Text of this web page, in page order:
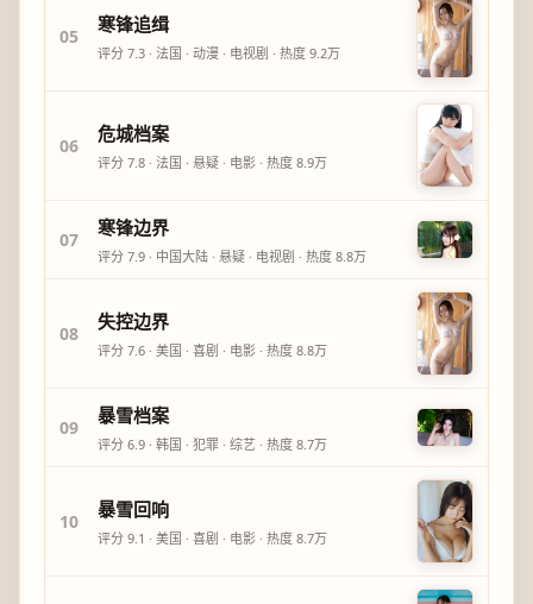
05
寒锋追缉
评分 7.3 · 法国 · 动漫 · 电视剧 · 热度 9.2万
06
危城档案
评分 7.8 · 法国 · 悬疑 · 电影 · 热度 8.9万
07
寒锋边界
评分 7.9 · 中国大陆 · 悬疑 · 电视剧 · 热度 8.8万
08
失控边界
评分 7.6 · 美国 · 喜剧 · 电影 · 热度 8.8万
09
暴雪档案
评分 6.9 · 韩国 · 犯罪 · 综艺 · 热度 8.7万
10
暴雪回响
评分 9.1 · 美国 · 喜剧 · 电影 · 热度 8.7万